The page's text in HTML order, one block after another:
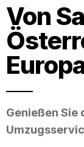
Von
Genießen Sie